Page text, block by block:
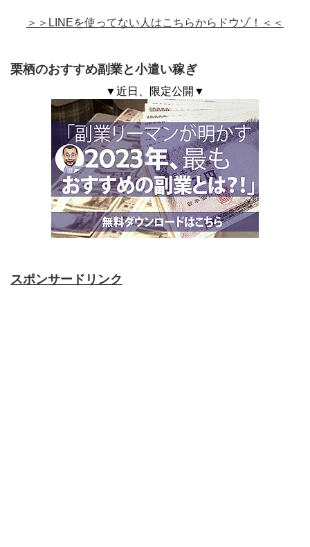
＞＞LINEを使ってない人はこちらからドウゾ！＜＜
栗栖のおすすめ副業と小遣い稼ぎ
▼近日、限定公開▼
スポンサードリンク